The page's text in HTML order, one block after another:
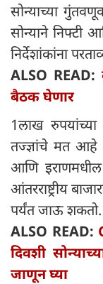
सोन्याच्या
सोन्याने निफ्टी
निर्देशांकांना
ALSO READ:
बैठक घेणार
1लाख रुपयांच्या
तज्ज्ञांचे मत
आणि
आंतरराष्ट्रीय
पर्यंत जाऊ शकतो.
ALSO READ:
दिवशी
जाणून घ्या